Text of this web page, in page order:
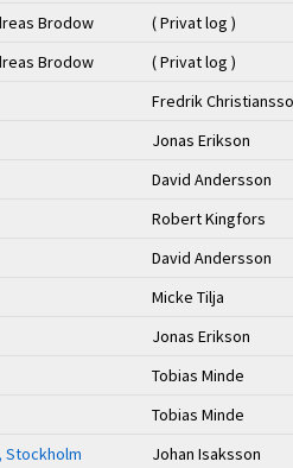
Brodow
( Privat log )
Brodow
( Privat log )
Fredrik
Jonas Erikson
David Andersson
Robert Kingfors
David Andersson
Micke Tilja
Jonas Erikson
Tobias Minde
Tobias Minde
Stockholm
Johan Isaksson